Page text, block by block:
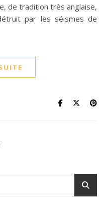
de tradition très anglaise,
par les séismes de